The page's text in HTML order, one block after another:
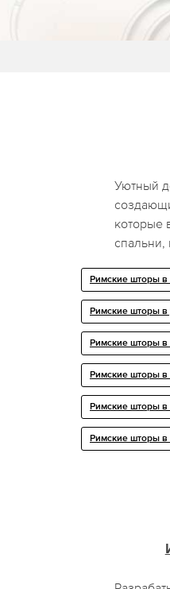
Уютный
которые
спальни,
Римские шторы
Римские шторы
Римские шторы в
Римские шторы
Римские шторы
Римские шторы